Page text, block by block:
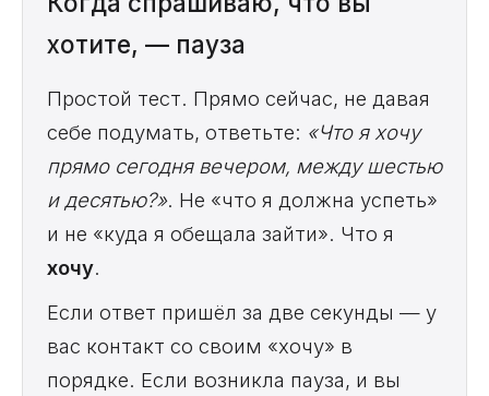
хотите, — пауза
Простой тест. Прямо сейчас, не давая
себе подумать, ответьте: «Что я хочу
прямо сегодня вечером, между шестью
и десятью?». Не «что я должна успеть»
и не «куда я обещала зайти». Что я
хочу.
Если ответ пришёл за две секунды — у
вас контакт со своим «хочу» в
порядке. Если возникла пауза, и вы